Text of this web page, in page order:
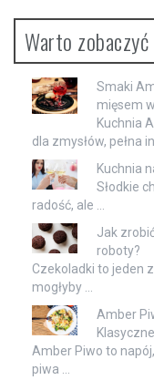
Warto zobaczyć
Smaki
mięsem
Kuchnia
dla zmysłów, pełna
Kuchnia
Słodkie
radość, ale …
Jak
roboty?
Czekoladki to jeden
mogłyby …
Amber
Amber Piwo to
piwa …